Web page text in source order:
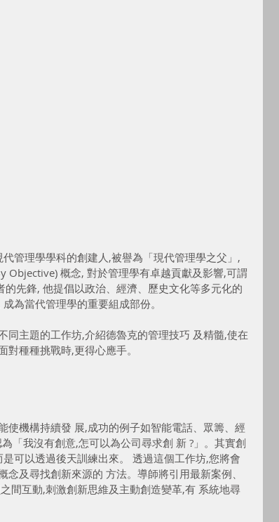
管理學學科的創建人,被譽為「現代管理學之父」,
Objective) 概念, 對於管理學有卓越貢獻及影響,可謂
的先鋒, 他提倡以政治、經濟、歷史文化等多元化的
為當代管理學的重要組成部份。
同主題的工作坊,介紹德魯克的管理技巧 及精髓,使在
種種挑戰時,更得心應手。
使機構持續發 展,成功的例子如智能電話、眾籌、經
「我沒有創意,怎可以為公司尋求創 新 ?」。其實創
可以透過後天訓練出來。 透過這個工作坊,您將會
及尋找創新來源的 方法。導師將引用最新案例、
間互動,刺激創新思維及主動創造變革,有 系統地尋